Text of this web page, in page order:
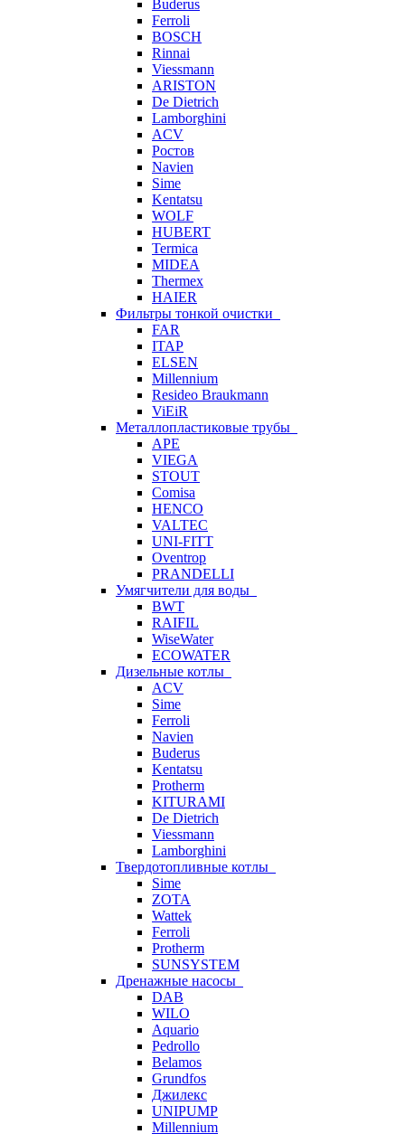
Buderus
Ferroli
BOSCH
Rinnai
Viessmann
ARISTON
De Dietrich
Lamborghini
ACV
Ростов
Navien
Sime
Kentatsu
WOLF
HUBERT
Termica
MIDEA
Thermex
HAIER
Фильтры тонкой очистки
FAR
ITAP
ELSEN
Millennium
Resideo Braukmann
ViEiR
Металлопластиковые трубы
APE
VIEGA
STOUT
Comisa
HENCO
VALTEC
UNI-FITT
Oventrop
PRANDELLI
Умягчители для воды
BWT
RAIFIL
WiseWater
ECOWATER
Дизельные котлы
ACV
Sime
Ferroli
Navien
Buderus
Kentatsu
Protherm
KITURAMI
De Dietrich
Viessmann
Lamborghini
Твердотопливные котлы
Sime
ZOTA
Wattek
Ferroli
Protherm
SUNSYSTEM
Дренажные насосы
DAB
WILO
Aquario
Pedrollo
Belamos
Grundfos
Джилекс
UNIPUMP
Millennium